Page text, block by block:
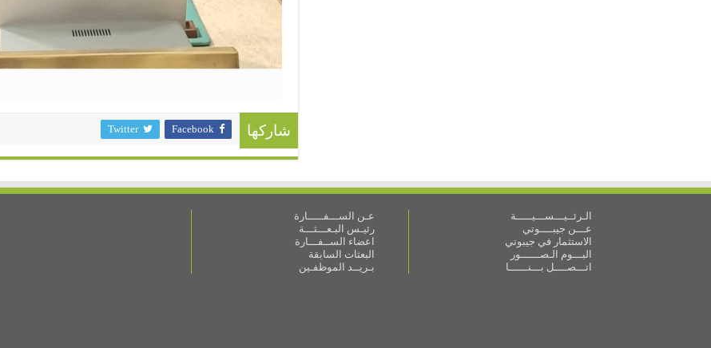
شاركها Facebook
Twitter
الـرئــيـــســـيـــــة
عـــن جيبــــوتي
الاستثمار في جيبوتي
البـــوم الـصــــــور
اتـــصــــل بـــنــــــا
عـن الســـفـــــارة
رئيـس البـعـــثـــة
اعضاء الســفـــارة
البعثات السابقة
بـريــد الموظفـين